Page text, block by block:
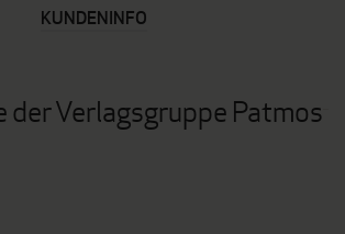
KUNDENINFO
der Verlagsgruppe Patmos